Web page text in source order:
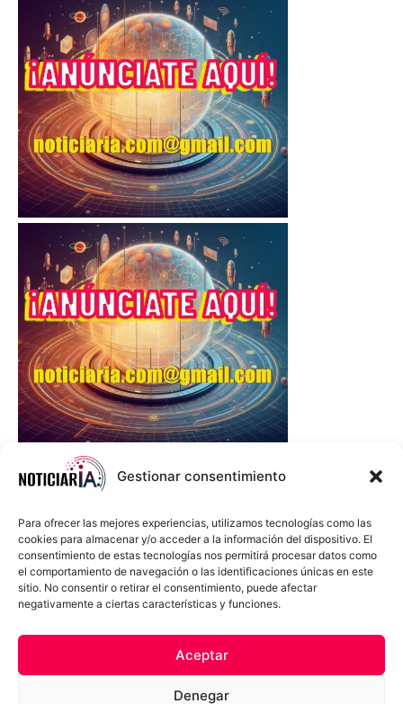
Gestionar consentimiento
Para ofrecer las mejores experiencias, utilizamos tecnologías como las
cookies para almacenar y/o acceder a la información del dispositivo. El
consentimiento de estas tecnologías nos permitirá procesar datos como
el comportamiento de navegación o las identificaciones únicas en este
sitio. No consentir o retirar el consentimiento, puede afectar
negativamente a ciertas características y funciones.
Aceptar
Denegar
Política de cookies
Términos y Condiciones
Aviso Sobre el Uso de IA